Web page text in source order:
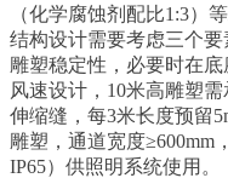
（化学腐蚀剂配比1:3）等
结构设计需要考虑三个
雕塑稳定性，必要时在
风速设计，10米高雕塑
伸缩缝，每3米长度预留
雕塑，通道宽度≥600mm
IP65）供照明系统使用。